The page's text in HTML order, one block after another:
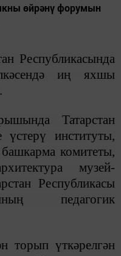
өйрәнү форумын
Республикасында
иң яхшы
.
Татарстан
үстерү институты,
комитеты,
музей-
Республикасы
педагогик
торып үткәрелгән